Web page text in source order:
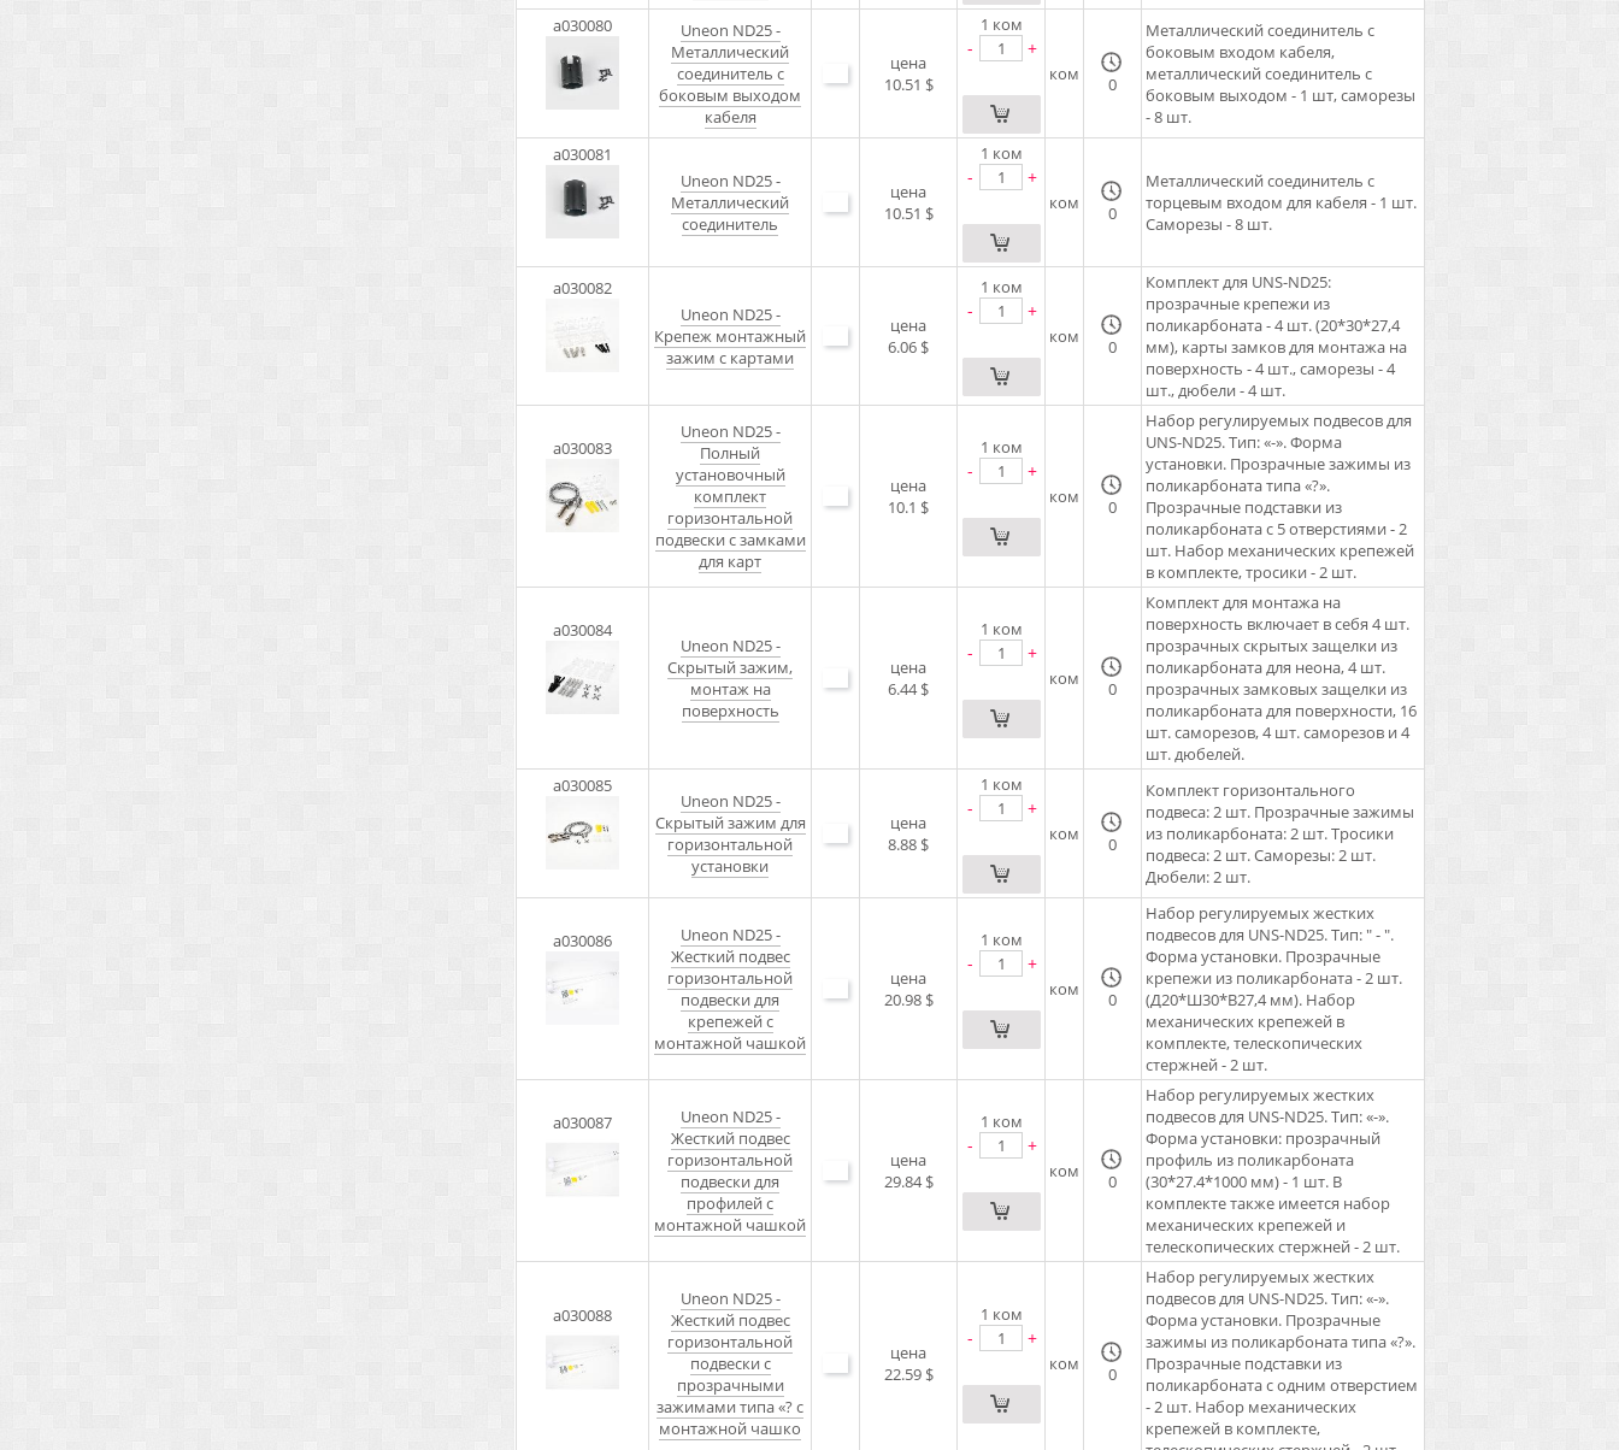
a030080
Uneon ND25 -
Металлический
соединитель с
боковым выходом
кабеля
цена
10.51 $
1 ком
- +
ком 0
Металлический соединитель с
боковым входом кабеля,
металлический соединитель с
боковым выходом - 1 шт, саморезы
- 8 шт.
a030081
Uneon ND25 -
Металлический
соединитель
цена
10.51 $
1 ком
- +
ком 0
Металлический соединитель с
торцевым входом для кабеля - 1 шт.
Саморезы - 8 шт.
a030082
Uneon ND25 -
Крепеж монтажный
зажим с картами
цена
6.06 $
1 ком
- +
ком 0
Комплект для UNS-ND25:
прозрачные крепежи из
поликарбоната - 4 шт. (20*30*27,4
мм), карты замков для монтажа на
поверхность - 4 шт., саморезы - 4
шт., дюбели - 4 шт.
a030083
Uneon ND25 -
Полный
установочный
комплект
горизонтальной
подвески с замками
для карт
цена
10.1 $
1 ком
- +
ком 0
Набор регулируемых подвесов для
UNS-ND25. Тип: «-». Форма
установки. Прозрачные зажимы из
поликарбоната типа «?».
Прозрачные подставки из
поликарбоната с 5 отверстиями - 2
шт. Набор механических крепежей
в комплекте, тросики - 2 шт.
a030084
Uneon ND25 -
Скрытый зажим,
монтаж на
поверхность
цена
6.44 $
1 ком
- +
ком 0
Комплект для монтажа на
поверхность включает в себя 4 шт.
прозрачных скрытых защелки из
поликарбоната для неона, 4 шт.
прозрачных замковых защелки из
поликарбоната для поверхности, 16
шт. саморезов, 4 шт. саморезов и 4
шт. дюбелей.
a030085
Uneon ND25 -
Скрытый зажим для
горизонтальной
установки
цена
8.88 $
1 ком
- +
ком 0
Комплект горизонтального
подвеса: 2 шт. Прозрачные зажимы
из поликарбоната: 2 шт. Тросики
подвеса: 2 шт. Саморезы: 2 шт.
Дюбели: 2 шт.
a030086
Uneon ND25 -
Жесткий подвес
горизонтальной
подвески для
крепежей с
монтажной чашкой
цена
20.98 $
1 ком
- +
ком 0
Набор регулируемых жестких
подвесов для UNS-ND25. Тип: " - ".
Форма установки. Прозрачные
крепежи из поликарбоната - 2 шт.
(Д20*Ш30*В27,4 мм). Набор
механических крепежей в
комплекте, телескопических
стержней - 2 шт.
a030087
Uneon ND25 -
Жесткий подвес
горизонтальной
подвески для
профилей с
монтажной чашкой
цена
29.84 $
1 ком
- +
ком 0
Набор регулируемых жестких
подвесов для UNS-ND25. Тип: «-».
Форма установки: прозрачный
профиль из поликарбоната
(30*27.4*1000 мм) - 1 шт. В
комплекте также имеется набор
механических крепежей и
телескопических стержней - 2 шт.
a030088
Uneon ND25 -
Жесткий подвес
горизонтальной
подвески с
прозрачными
зажимами типа «? с
монтажной чашко
цена
22.59 $
1 ком
- +
ком 0
Набор регулируемых жестких
подвесов для UNS-ND25. Тип: «-».
Форма установки. Прозрачные
зажимы из поликарбоната типа «?».
Прозрачные подставки из
поликарбоната с одним отверстием
- 2 шт. Набор механических
крепежей в комплекте,